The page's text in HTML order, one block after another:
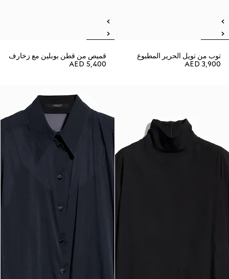
توب من تويل الحرير المطبوع
AED 3,900
قميص من قطن بوبلين مع زخارف
AED 5,400